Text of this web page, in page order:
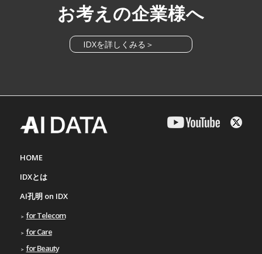
お考えの企業様へ
IDXを詳しくみる＞
HOME
IDXとは
AI孔明 on IDX
for Telecom
for Care
for Beauty